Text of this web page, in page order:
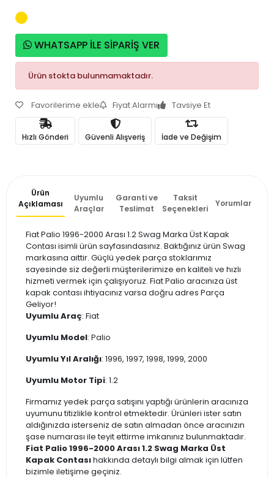
WHATSAPP İLE SİPARİŞ VER
Ürün stokta bulunmamaktadır.
Favorilerime ekle Fiyat Alarmı Tavsiye Et
Hızlı Gönderi Güvenli Alışveriş İade ve Değişim
Ürün
Açıklaması
Uyumlu
Araçlar
Garanti ve
Teslimat
Taksit
Seçenekleri
Yorumlar
Fiat Palio 1996-2000 Arası 1.2 Swag Marka Üst Kapak
Contası isimli ürün sayfasındasınız. Baktığınız ürün Swag
markasına aittir. Güçlü yedek parça stoklarımız
sayesinde siz değerli müşterilerimize en kaliteli ve hızlı
hizmeti vermek için çalışıyoruz. Fiat Palio aracınıza üst
kapak contası ihtiyacınız varsa doğru adres Parça
Geliyor!
Uyumlu Araç: Fiat
Uyumlu Model: Palio
Uyumlu Yıl Aralığı: 1996, 1997, 1998, 1999, 2000
Uyumlu Motor Tipi: 1.2
Firmamız yedek parça satışını yaptığı ürünlerin aracınıza
uyumunu titizlikle kontrol etmektedir. Ürünleri ister satın
aldığınızda isterseniz de satın almadan önce aracınızın
şase numarası ile teyit ettirme imkanınız bulunmaktadır.
Fiat Palio 1996-2000 Arası 1.2 Swag Marka Üst
Kapak Contasıhakkında detaylı bilgi almak için lütfen
bizimle iletişime geçiniz.